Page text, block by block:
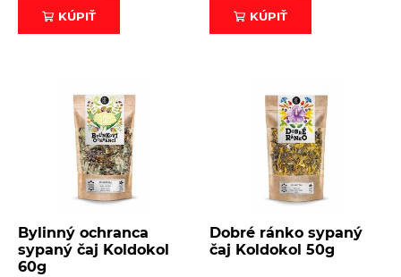
KÚPIŤ KÚPIŤ
Bylinný ochranca
sypaný čaj Koldokol
60g
Dobré ránko sypaný
čaj Koldokol 50g